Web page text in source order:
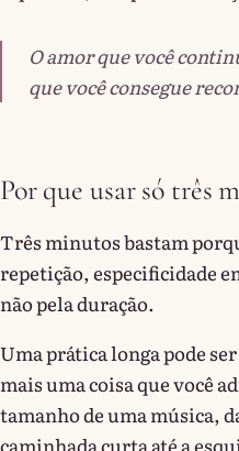
O amor que você
que você consegue
Por que usar só três
Três minutos bastam
repetição, especificidade
não pela duração.
Uma prática longa pode
mais uma coisa que você
tamanho de uma música,
caminhada curta até a